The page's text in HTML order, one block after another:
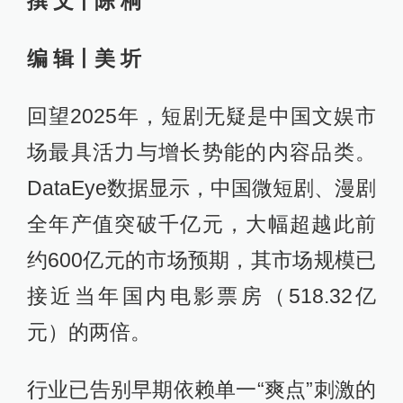
编 辑丨美 圻
回望2025年，短剧无疑是中国文娱市
场最具活力与增长势能的内容品类。
DataEye数据显示，中国微短剧、漫剧
全年产值突破千亿元，大幅超越此前
约600亿元的市场预期，其市场规模已
接近当年国内电影票房（518.32亿
元）的两倍。
行业已告别早期依赖单一“爽点”刺激的